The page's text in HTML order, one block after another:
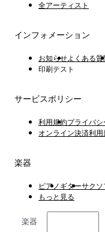
全アーティスト
インフォメーション
お知らせよくある質
印刷テスト
サービスポリシー
利用規約プライバ
オンライン決済利用
楽器
ピアノ ギターサクソ
もっと見る
楽器